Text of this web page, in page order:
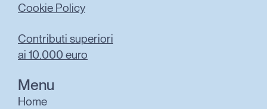
Cookie Policy
Contributi superiori
ai 10.000 euro
Menu
Home